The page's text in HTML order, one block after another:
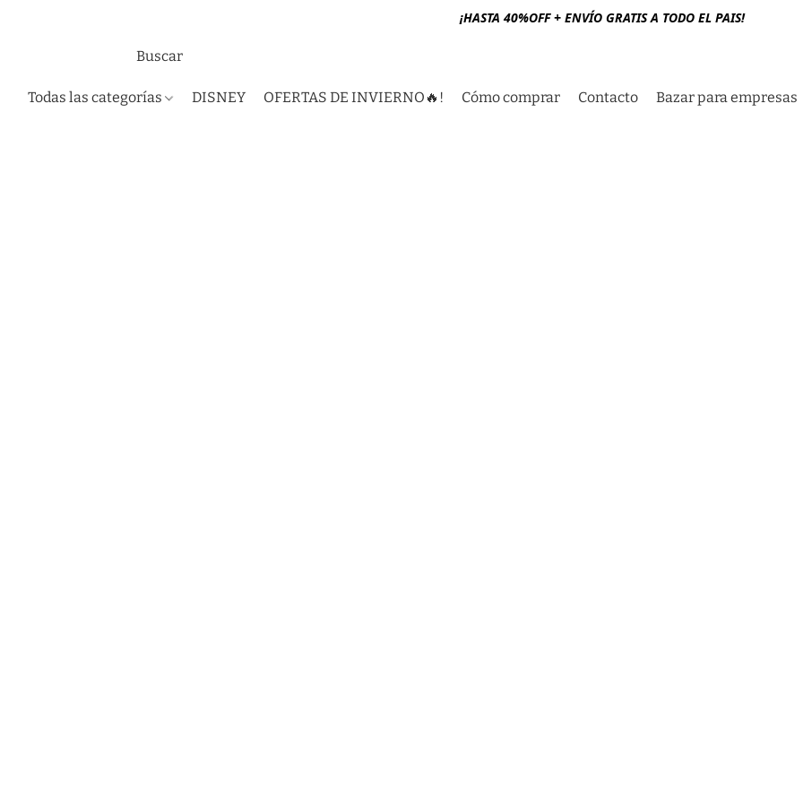
¡HASTA 40%OFF + ENVÍO GRATIS A TODO EL PAIS!
Todas las categorías DISNEY OFERTAS DE INVIERNO🔥! Cómo comprar Contacto Bazar para empresas